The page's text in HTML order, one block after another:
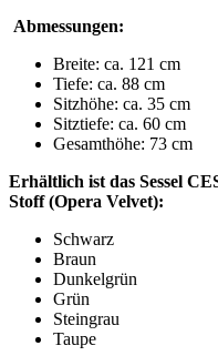
Abmessungen:
Breite: ca. 121 cm
Tiefe: ca. 88 cm
Sitzhöhe: ca. 35 cm
Sitztiefe: ca. 60 cm
Gesamthöhe: 73 cm
Erhältlich ist das Sessel
Stoff (Opera Velvet):
Schwarz
Braun
Dunkelgrün
Grün
Steingrau
Taupe